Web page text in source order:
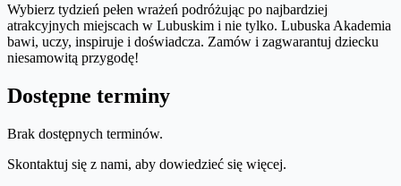
Wybierz tydzień pełen wrażeń podróżując po najbardziej
atrakcyjnych miejscach w Lubuskim i nie tylko. Lubuska Akademia
bawi, uczy, inspiruje i doświadcza. Zamów i zagwarantuj dziecku
niesamowitą przygodę!
Dostępne terminy
Brak dostępnych terminów.
Skontaktuj się z nami, aby dowiedzieć się więcej.